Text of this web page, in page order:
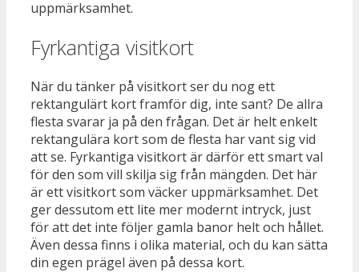
uppmärksamhet.
Fyrkantiga visitkort
När du tänker på visitkort ser du nog ett
rektangulärt kort framför dig, inte sant? De allra
flesta svarar ja på den frågan. Det är helt enkelt
rektangulära kort som de flesta har vant sig vid
att se. Fyrkantiga visitkort är därför ett smart val
för den som vill skilja sig från mängden. Det här
är ett visitkort som väcker uppmärksamhet. Det
ger dessutom ett lite mer modernt intryck, just
för att det inte följer gamla banor helt och hållet.
Även dessa finns i olika material, och du kan sätta
din egen prägel även på dessa kort.